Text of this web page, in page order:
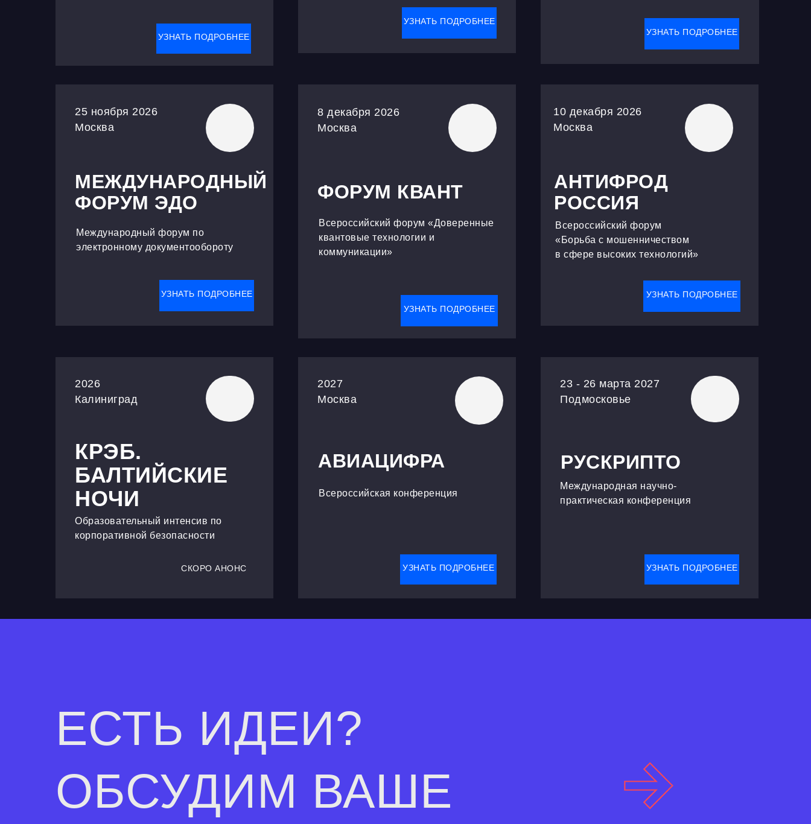
УЗНАТЬ ПОДРОБНЕЕ
КРЭБ.
БАЛТИЙСКИЕ
НОЧИ
2026
Калиниград
Образовательный интенсив по
корпоративной безопасности
СКОРО АНОНС
МЕЖДУНАРОДНЫЙ
ФОРУМ ЭДО
25 ноября 2026
Москва
УЗНАТЬ ПОДРОБНЕЕ
Международный форум по
электронному документообороту
УЗНАТЬ ПОДРОБНЕЕ
УЗНАТЬ ПОДРОБНЕЕ
АВИАЦИФРА
2027
Москва
УЗНАТЬ ПОДРОБНЕЕ
Всероссийская конференция
АНТИФРОД
РОССИЯ
10 декабря 2026
Москва
Всероссийский форум
«Борьба с мошенничеством
в сфере высоких технологий»
УЗНАТЬ ПОДРОБНЕЕ
ФОРУМ КВАНТ
8 декабря 2026
Москва
УЗНАТЬ ПОДРОБНЕЕ
Всероссийский форум «Доверенные
квантовые технологии и
коммуникации»
РУСКРИПТО
23 - 26 марта 2027
Подмосковье
УЗНАТЬ ПОДРОБНЕЕ
Международная научно-
практическая конференция
ЕСТЬ ИДЕИ?
ОБСУДИМ ВАШЕ